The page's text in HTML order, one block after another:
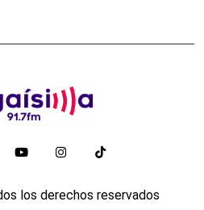
los derechos reservados